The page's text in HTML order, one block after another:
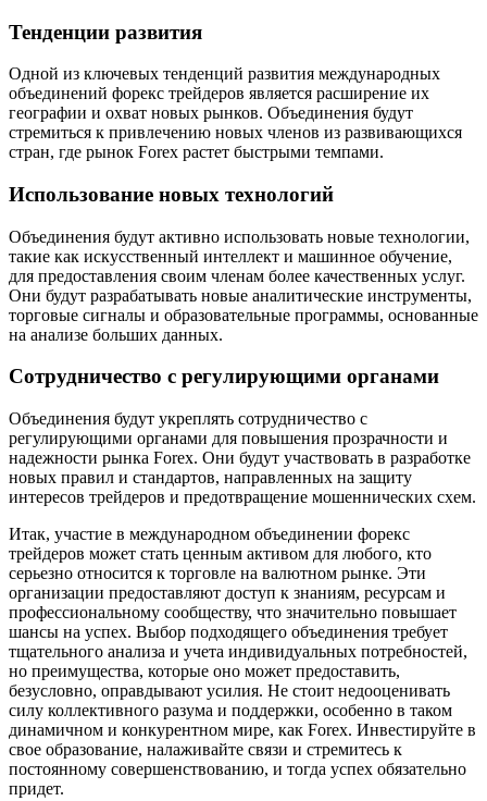
Тенденции развития
Одной из ключевых тенденций развития международных
объединений форекс трейдеров является расширение их
географии и охват новых рынков. Объединения будут
стремиться к привлечению новых членов из развивающихся
стран, где рынок Forex растет быстрыми темпами.
Использование новых технологий
Объединения будут активно использовать новые технологии,
такие как искусственный интеллект и машинное обучение,
для предоставления своим членам более качественных услуг.
Они будут разрабатывать новые аналитические инструменты,
торговые сигналы и образовательные программы, основанные
на анализе больших данных.
Сотрудничество с регулирующими органами
Объединения будут укреплять сотрудничество с
регулирующими органами для повышения прозрачности и
надежности рынка Forex. Они будут участвовать в разработке
новых правил и стандартов, направленных на защиту
интересов трейдеров и предотвращение мошеннических схем.
Итак, участие в международном объединении форекс
трейдеров может стать ценным активом для любого, кто
серьезно относится к торговле на валютном рынке. Эти
организации предоставляют доступ к знаниям, ресурсам и
профессиональному сообществу, что значительно повышает
шансы на успех. Выбор подходящего объединения требует
тщательного анализа и учета индивидуальных потребностей,
но преимущества, которые оно может предоставить,
безусловно, оправдывают усилия. Не стоит недооценивать
силу коллективного разума и поддержки, особенно в таком
динамичном и конкурентном мире, как Forex. Инвестируйте в
свое образование, налаживайте связи и стремитесь к
постоянному совершенствованию, и тогда успех обязательно
придет.